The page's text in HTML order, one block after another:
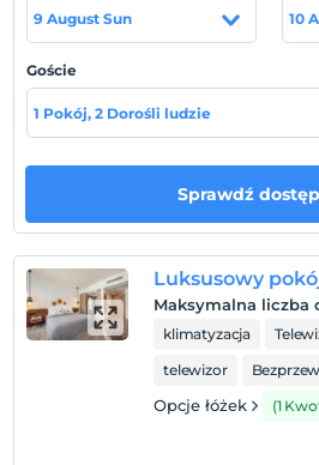
19, jest częstym celem podróży
restauracja serwuje jako A la
menu.
Ölüdeniz jest 850 metrów.
Pokaż
Zasady hotelu
9 August Sun 10
Goście
1 Pokój, 2 Dorośli ludzie
Sprawdź
Luksusowy
Maksymalna liczba
klimatyzacja
telewizor
Opcje łóżek (1